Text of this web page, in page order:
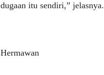
dugaan itu sendiri,” jelasnya.
Hermawan